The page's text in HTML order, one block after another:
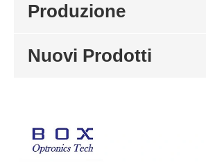
Produzione
Nuovi Prodotti